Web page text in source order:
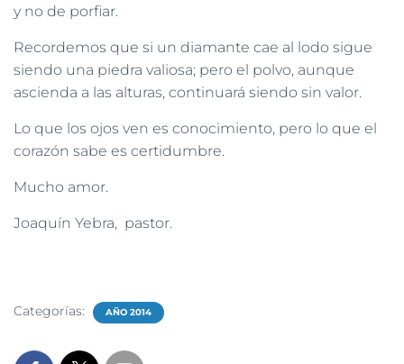
y no de porfiar.
Recordemos que si un diamante cae al lodo sigue
siendo una piedra valiosa; pero el polvo, aunque
ascienda a las alturas, continuará siendo sin valor.
Lo que los ojos ven es conocimiento, pero lo que el
corazón sabe es certidumbre.
Mucho amor.
Joaquín Yebra, pastor.
Categorías: AÑO 2014